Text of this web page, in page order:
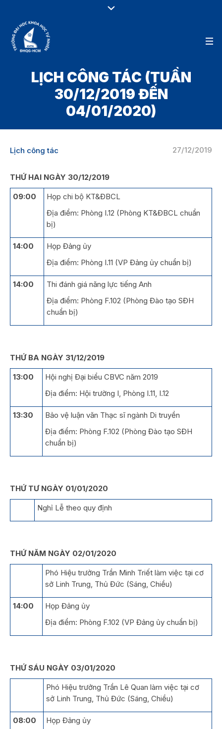
LỊCH CÔNG TÁC (TUẦN
30/12/2019 ĐẾN
04/01/2020)
27/12/2019
Lịch công tác
THỨ HAI NGÀY 30/12/2019
09:00
Họp chi bộ KT&ĐBCL
Địa điểm: Phòng I.12 (Phòng KT&ĐBCL chuẩn
bị)
14:00
Họp Đảng ủy
Địa điểm: Phòng I.11 (VP Đảng ủy chuẩn bị)
14:00
Thi đánh giá năng lực tiếng Anh
Địa điểm: Phòng F.102 (Phòng Đào tạo SĐH
chuẩn bị)
THỨ BA NGÀY 31/12/2019
13:00
Hội nghị Đại biểu CBVC năm 2019
Địa điểm: Hội trường I, Phòng I.11, I.12
13:30
Bảo vệ luận văn Thạc sĩ ngành Di truyền
Địa điểm: Phòng F.102 (Phòng Đào tạo SĐH
chuẩn bị)
THỨ TƯ NGÀY 01/01/2020
Nghỉ Lễ theo quy định
THỨ NĂM NGÀY 02/01/2020
Phó Hiệu trưởng Trần Minh Triết làm việc tại cơ
sở Linh Trung, Thủ Đức (Sáng, Chiều)
14:00
Họp Đảng ủy
Địa điểm: Phòng F.102 (VP Đảng ủy chuẩn bị)
THỨ SÁU NGÀY 03/01/2020
Phó Hiệu trưởng Trần Lê Quan làm việc tại cơ
sở Linh Trung, Thủ Đức (Sáng, Chiều)
08:00
Họp Đảng ủy